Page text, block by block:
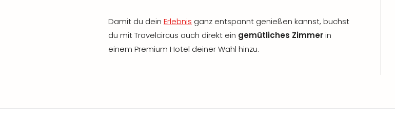
Damit du dein Erlebnis ganz entspannt genießen kannst, buchst
du mit Travelcircus auch direkt ein gemütliches Zimmerin
einem Premium Hotel deiner Wahl hinzu.